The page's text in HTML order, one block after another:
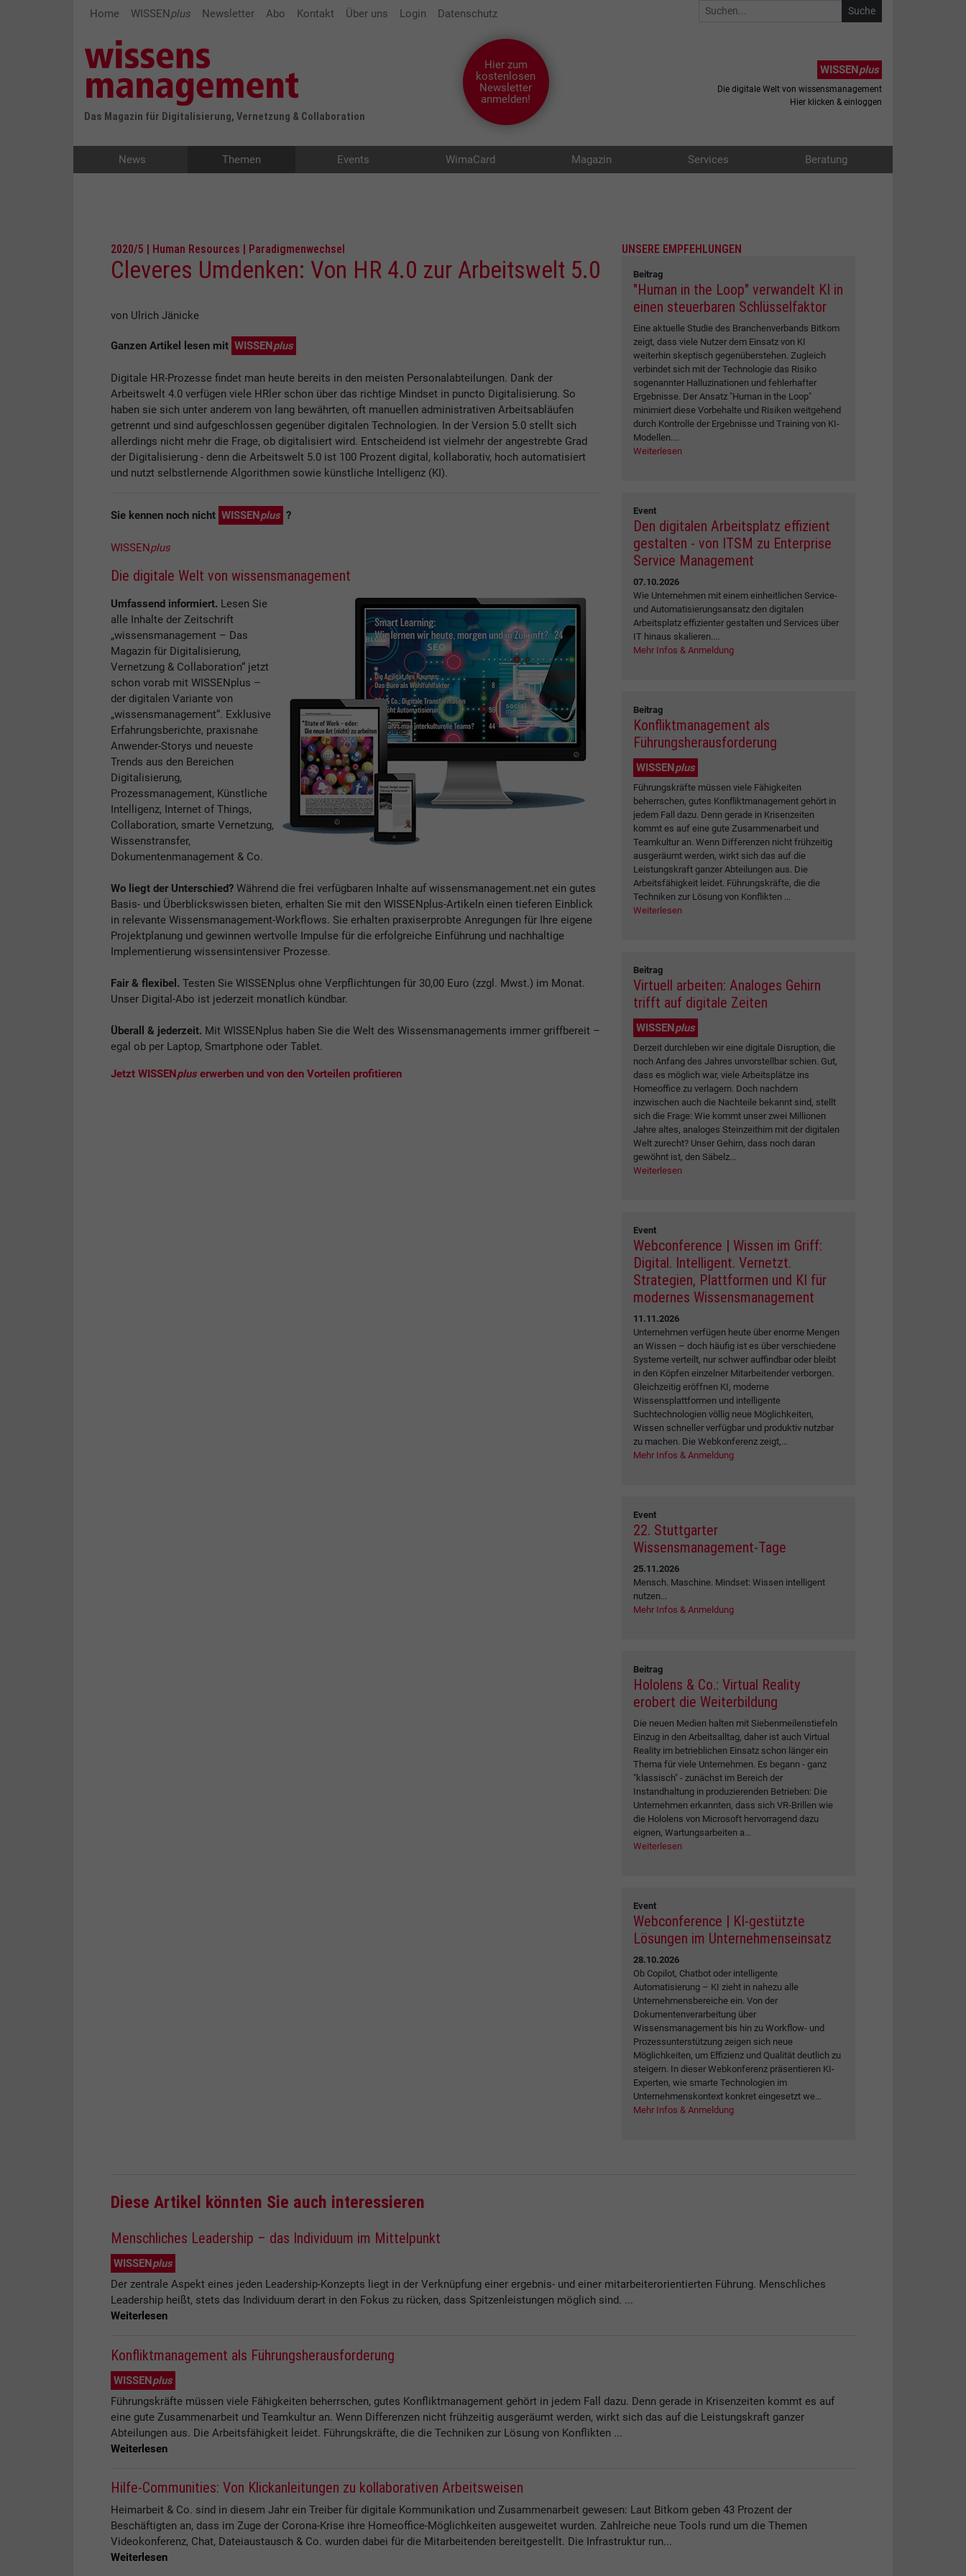
Home WISSENplus Newsletter Abo Kontakt Über uns Login Datenschutz
Das Magazin für Digitalisierung, Vernetzung & Collaboration
Hier zum
kostenlosen
Newsletter
anmelden!
WISSENplus
Die digitale Welt von wissensmanagement
Hier klicken & einloggen
News Themen Events WimaCard Magazin Services Beratung
2020/5 | Human Resources | Paradigmenwechsel
Cleveres Umdenken: Von HR 4.0 zur Arbeitswelt 5.0
von Ulrich Jänicke
Ganzen Artikel lesen mit WISSEN plus
Digitale HR-Prozesse findet man heute bereits in den meisten Personalabteilungen. Dank der
Arbeitswelt 4.0 verfügen viele HRler schon über das richtige Mindset in puncto Digitalisierung. So
haben sie sich unter anderem von lang bewährten, oft manuellen administrativen Arbeitsabläufen
getrennt und sind aufgeschlossen gegenüber digitalen Technologien. In der Version 5.0 stellt sich
allerdings nicht mehr die Frage, ob digitalisiert wird. Entscheidend ist vielmehr der angestrebte Grad
der Digitalisierung - denn die Arbeitswelt 5.0 ist 100 Prozent digital, kollaborativ, hoch automatisiert
und nutzt selbstlernende Algorithmen sowie künstliche Intelligenz (KI).
Sie kennen noch nicht WISSEN plus ?
WISSEN plus
Die digitale Welt von wissensmanagement
Umfassend informiert. Lesen Sie
alle Inhalte der Zeitschrift
„wissensmanagement – Das
Magazin für Digitalisierung,
Vernetzung & Collaboration“ jetzt
schon vorab mit WISSENplus –
der digitalen Variante von
„wissensmanagement“. Exklusive
Erfahrungsberichte, praxisnahe
Anwender-Storys und neueste
Trends aus den Bereichen
Digitalisierung,
Prozessmanagement, Künstliche
Intelligenz, Internet of Things,
Collaboration, smarte Vernetzung,
Wissenstransfer,
Dokumentenmanagement & Co.
Wo liegt der Unterschied?Während die frei verfügbaren Inhalte auf wissensmanagement.net ein gutes
Basis- und Überblickswissen bieten, erhalten Sie mit den WISSENplus-Artikeln einen tieferen Einblick
in relevante Wissensmanagement-Workflows. Sie erhalten praxiserprobte Anregungen für Ihre eigene
Projektplanung und gewinnen wertvolle Impulse für die erfolgreiche Einführung und nachhaltige
Implementierung wissensintensiver Prozesse.
Fair & flexibel. Testen Sie WISSENplus ohne Verpflichtungen für 30,00 Euro (zzgl. Mwst.) im Monat.
Unser Digital-Abo ist jederzeit monatlich kündbar.
Überall & jederzeit. Mit WISSENplus haben Sie die Welt des Wissensmanagements immer griffbereit –
egal ob per Laptop, Smartphone oder Tablet.
Jetzt WISSEN pluserwerben und von den Vorteilen profitieren
UNSERE EMPFEHLUNGEN
Beitrag
"Human in the Loop" verwandelt KI in
einen steuerbaren Schlüsselfaktor
Eine aktuelle Studie des Branchenverbands Bitkom
zeigt, dass viele Nutzer dem Einsatz von KI
weiterhin skeptisch gegenüberstehen. Zugleich
verbindet sich mit der Technologie das Risiko
sogenannter Halluzinationen und fehlerhafter
Ergebnisse. Der Ansatz "Human in the Loop"
minimiert diese Vorbehalte und Risiken weitgehend
durch Kontrolle der Ergebnisse und Training von KI-
Modellen....
Weiterlesen
Event
Den digitalen Arbeitsplatz effizient
gestalten - von ITSM zu Enterprise
Service Management
07.10.2026
Wie Unternehmen mit einem einheitlichen Service-
und Automatisierungsansatz den digitalen
Arbeitsplatz effizienter gestalten und Services über
IT hinaus skalieren....
Mehr Infos & Anmeldung
Beitrag
Konfliktmanagement als
Führungsherausforderung
WISSENplus
Führungskräfte müssen viele Fähigkeiten
beherrschen, gutes Konfliktmanagement gehört in
jedem Fall dazu. Denn gerade in Krisenzeiten
kommt es auf eine gute Zusammenarbeit und
Teamkultur an. Wenn Differenzen nicht frühzeitig
ausgeräumt werden, wirkt sich das auf die
Leistungskraft ganzer Abteilungen aus. Die
Arbeitsfähigkeit leidet. Führungskräfte, die die
Techniken zur Lösung von Konflikten ...
Weiterlesen
Beitrag
Virtuell arbeiten: Analoges Gehirn
trifft auf digitale Zeiten
WISSENplus
Derzeit durchleben wir eine digitale Disruption, die
noch Anfang des Jahres unvorstellbar schien. Gut,
dass es möglich war, viele Arbeitsplätze ins
Homeoffice zu verlagern. Doch nachdem
inzwischen auch die Nachteile bekannt sind, stellt
sich die Frage: Wie kommt unser zwei Millionen
Jahre altes, analoges Steinzeithirn mit der digitalen
Welt zurecht? Unser Gehirn, dass noch daran
gewöhnt ist, den Säbelz...
Weiterlesen
Event
Webconference | Wissen im Griff:
Digital. Intelligent. Vernetzt.
Strategien, Plattformen und KI für
modernes Wissensmanagement
11.11.2026
Unternehmen verfügen heute über enorme Mengen
an Wissen – doch häufig ist es über verschiedene
Systeme verteilt, nur schwer auffindbar oder bleibt
in den Köpfen einzelner Mitarbeitender verborgen.
Gleichzeitig eröffnen KI, moderne
Wissensplattformen und intelligente
Suchtechnologien völlig neue Möglichkeiten,
Wissen schneller verfügbar und produktiv nutzbar
zu machen. Die Webkonferenz zeigt,...
Mehr Infos & Anmeldung
Event
22. Stuttgarter
Wissensmanagement-Tage
25.11.2026
Mensch. Maschine. Mindset: Wissen intelligent
nutzen...
Mehr Infos & Anmeldung
Beitrag
Hololens & Co.: Virtual Reality
erobert die Weiterbildung
Die neuen Medien halten mit Siebenmeilenstiefeln
Einzug in den Arbeitsalltag, daher ist auch Virtual
Reality im betrieblichen Einsatz schon länger ein
Thema für viele Unternehmen. Es begann - ganz
"klassisch" - zunächst im Bereich der
Instandhaltung in produzierenden Betrieben: Die
Unternehmen erkannten, dass sich VR-Brillen wie
die Hololens von Microsoft hervorragend dazu
eignen, Wartungsarbeiten a...
Weiterlesen
Event
Webconference | KI-gestützte
Lösungen im Unternehmenseinsatz
28.10.2026
Ob Copilot, Chatbot oder intelligente
Automatisierung – KI zieht in nahezu alle
Unternehmensbereiche ein. Von der
Dokumentenverarbeitung über
Wissensmanagement bis hin zu Workflow- und
Prozessunterstützung zeigen sich neue
Möglichkeiten, um Effizienz und Qualität deutlich zu
steigern. In dieser Webkonferenz präsentieren KI-
Experten, wie smarte Technologien im
Unternehmenskontext konkret eingesetzt we...
Mehr Infos & Anmeldung
Diese Artikel könnten Sie auch interessieren
Menschliches Leadership – das Individuum im Mittelpunkt
WISSENplus
Der zentrale Aspekt eines jeden Leadership-Konzepts liegt in der Verknüpfung einer ergebnis- und einer mitarbeiterorientierten Führung. Menschliches
Leadership heißt, stets das Individuum derart in den Fokus zu rücken, dass Spitzenleistungen möglich sind. ...
Weiterlesen
Konfliktmanagement als Führungsherausforderung
WISSENplus
Führungskräfte müssen viele Fähigkeiten beherrschen, gutes Konfliktmanagement gehört in jedem Fall dazu. Denn gerade in Krisenzeiten kommt es auf
eine gute Zusammenarbeit und Teamkultur an. Wenn Differenzen nicht frühzeitig ausgeräumt werden, wirkt sich das auf die Leistungskraft ganzer
Abteilungen aus. Die Arbeitsfähigkeit leidet. Führungskräfte, die die Techniken zur Lösung von Konflikten ...
Weiterlesen
Hilfe-Communities: Von Klickanleitungen zu kollaborativen Arbeitsweisen
Heimarbeit & Co. sind in diesem Jahr ein Treiber für digitale Kommunikation und Zusammenarbeit gewesen: Laut Bitkom geben 43 Prozent der
Beschäftigten an, dass im Zuge der Corona-Krise ihre Homeoffice-Möglichkeiten ausgeweitet wurden. Zahlreiche neue Tools rund um die Themen
Videokonferenz, Chat, Dateiaustausch & Co. wurden dabei für die Mitarbeitenden bereitgestellt. Die Infrastruktur run...
Weiterlesen